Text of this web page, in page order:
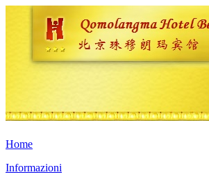
Home
Informazioni